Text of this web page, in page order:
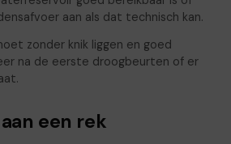
aan als dat technisch kan.
zonder knik liggen en goed
na de eerste droogbeurten of er
een rek